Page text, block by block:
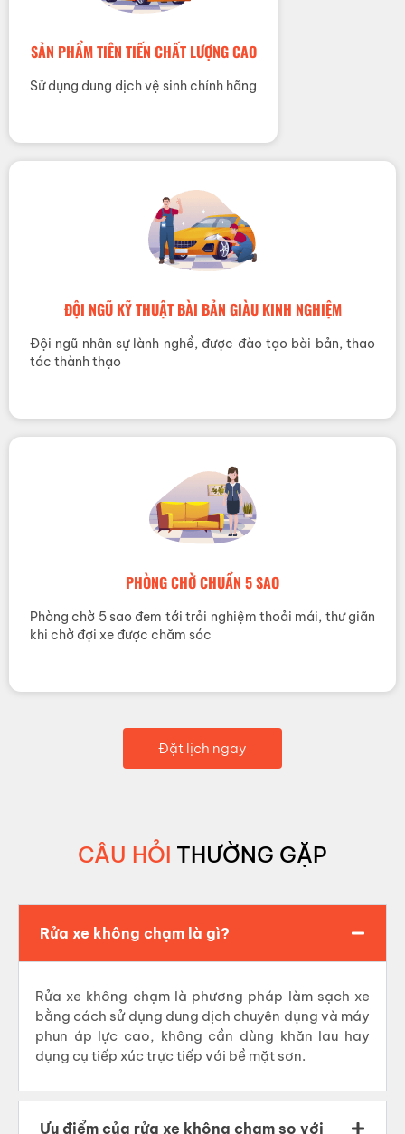
SẢN PHẨM TIÊN TIẾN CHẤT LƯỢNG CAO
Sử dụng dung dịch vệ sinh chính hãng
ĐỘI NGŨ KỸ THUẬT BÀI BẢN GIÀU KINH NGHIỆM
Đội ngũ nhân sự lành nghề, được đào tạo bài bản, thao
tác thành thạo
PHÒNG CHỜ CHUẨN 5 SAO
Phòng chờ 5 sao đem tới trải nghiệm thoải mái, thư giãn
khi chờ đợi xe được chăm sóc
Đặt lịch ngay
CÂU HỎI THƯỜNG GẶP
Rửa xe không chạm là gì?
Rửa xe không chạm là phương pháp làm sạch xe
bằng cách sử dụng dung dịch chuyên dụng và máy
phun áp lực cao, không cần dùng khăn lau hay
dụng cụ tiếp xúc trực tiếp với bề mặt sơn.
Ưu điểm của rửa xe không chạm so với